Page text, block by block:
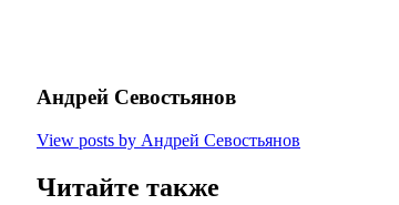
Андрей Севостьянов
View posts by Андрей Севостьянов
Читайте также